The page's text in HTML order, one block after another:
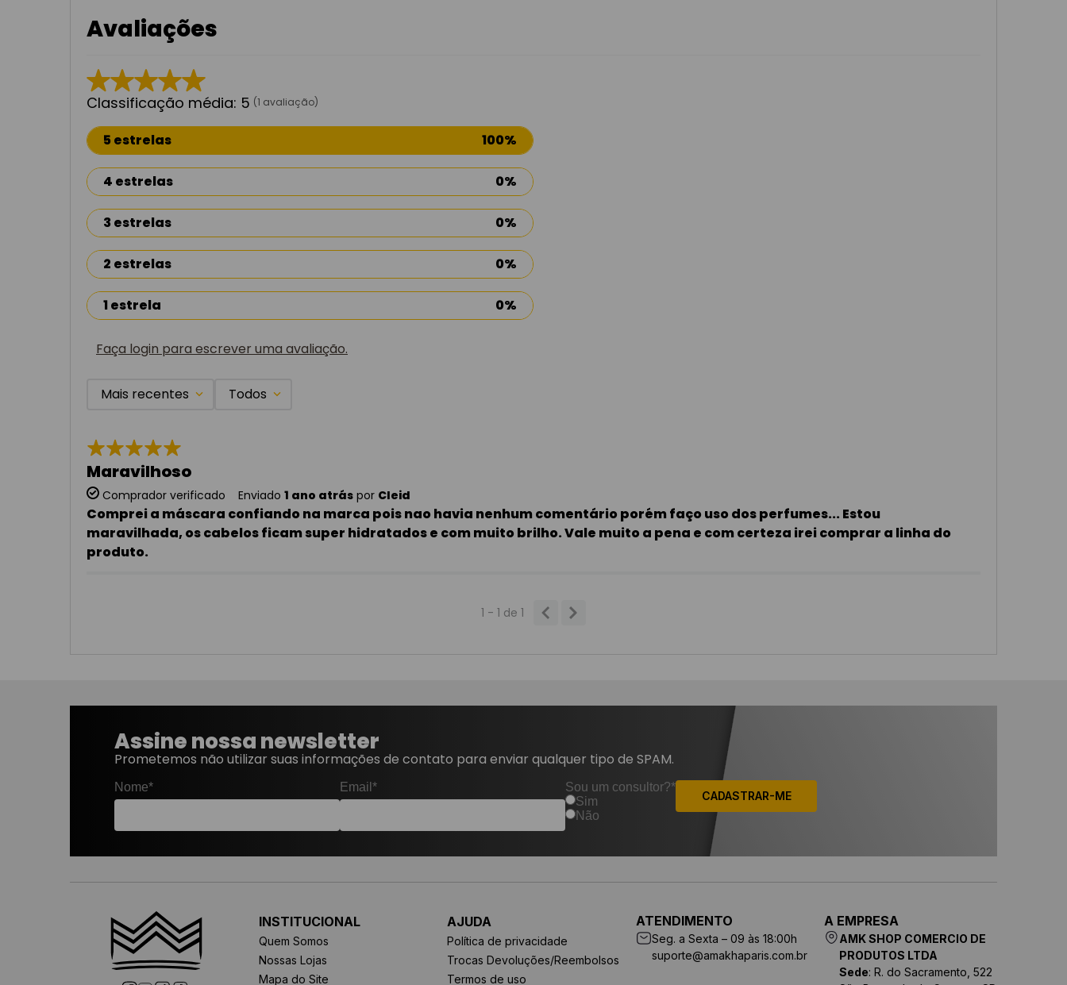
Avaliações
★ ★ ★ ★ ★
Classificação média: 5 (1 avaliação)
5 estrelas 100%
4 estrelas 0%
3 estrelas 0%
2 estrelas 0%
1 estrela 0%
Faça login para escrever uma avaliação.
Mais recentes Todos
★ ★ ★ ★ ★
Maravilhoso
Comprador verificado Enviado 1 ano atrás por Cleid
Comprei a máscara confiando na marca pois nao havia nenhum comentário porém faço uso dos perfumes... Estou
maravilhada, os cabelos ficam super hidratados e com muito brilho. Vale muito a pena e com certeza irei comprar a linha do
produto.
1 - 1 de 1
Assine nossa newsletter
Prometemos não utilizar suas informações de contato para enviar qualquer tipo de SPAM.
Nome* Email*
Sou um consultor?*
Sim
Não
CADASTRAR-ME
INSTITUCIONAL
Quem Somos
Nossas Lojas
Mapa do Site
AJUDA
Política de privacidade
Trocas Devoluções/Reembolsos
Termos de uso
ATENDIMENTO
Seg. a Sexta – 09 às 18:00h
suporte@amakhaparis.com.br
A EMPRESA
AMK SHOP COMERCIO DE
PRODUTOS LTDA
Sede: R. do Sacramento, 522